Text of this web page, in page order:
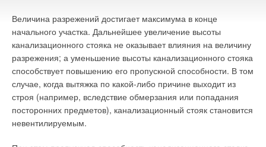
Величина разрежений достигает максимума в конце
начального участка. Дальнейшее увеличение высоты
канализационного стояка не оказывает влияния на величину
разрежения; а уменьшение высоты канализационного стояка
способствует повышению его пропускной способности. В том
случае, когда вытяжка по какой-либо причине выходит из
строя (например, вследствие обмерзания или попадания
посторонних предметов), канализационный стояк становится
невентилируемым.